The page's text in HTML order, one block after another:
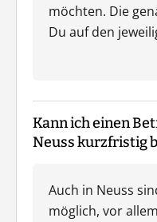
möchten. Die
Du auf den
Kann ich einen
Neuss kurzfristig
Auch in Neuss
möglich, vor